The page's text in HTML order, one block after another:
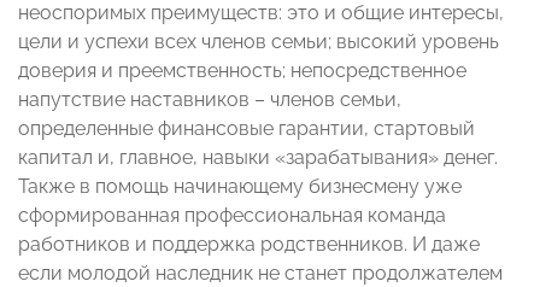
неоспоримых преимуществ: это и общие интересы,
цели и успехи всех членов семьи; высокий уровень
доверия и преемственность; непосредственное
напутствие наставников – членов семьи,
определенные финансовые гарантии, стартовый
капитал и, главное, навыки «зарабатывания» денег.
Также в помощь начинающему бизнесмену уже
сформированная профессиональная команда
работников и поддержка родственников. И даже
если молодой наследник не станет продолжателем